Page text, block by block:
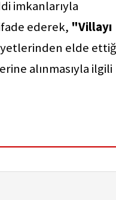
imkanlarıyla
ederek, "Villayı
elde
alınmasıyla ilgili